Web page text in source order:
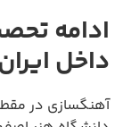
ادامه
داخل
آهنگسازی در